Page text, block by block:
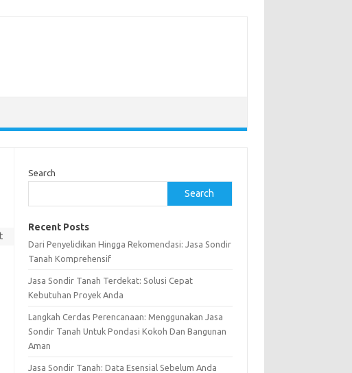
Search
Search
Recent Posts
Dari Penyelidikan Hingga Rekomendasi: Jasa Sondir
Tanah Komprehensif
Jasa Sondir Tanah Terdekat: Solusi Cepat
Kebutuhan Proyek Anda
Langkah Cerdas Perencanaan: Menggunakan Jasa
Sondir Tanah Untuk Pondasi Kokoh Dan Bangunan
Aman
Jasa Sondir Tanah: Data Esensial Sebelum Anda